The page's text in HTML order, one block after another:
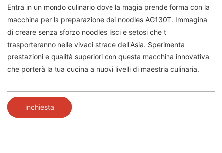
Entra in un mondo culinario dove la magia prende forma con la
macchina per la preparazione dei noodles AG130T. Immagina
di creare senza sforzo noodles lisci e setosi che ti
trasporteranno nelle vivaci strade dell'Asia. Sperimenta
prestazioni e qualità superiori con questa macchina innovativa
che porterà la tua cucina a nuovi livelli di maestria culinaria.
inchiesta